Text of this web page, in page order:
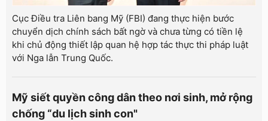
Cục Điều tra Liên bang Mỹ (FBI) đang thực hiện bước
chuyển dịch chính sách bất ngờ và chưa từng có tiền lệ
khi chủ động thiết lập quan hệ hợp tác thực thi pháp luật
với Nga lẫn Trung Quốc.
Mỹ siết quyền công dân theo nơi sinh, mở rộng
chống “du lịch sinh con"